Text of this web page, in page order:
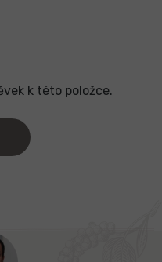
k této položce.